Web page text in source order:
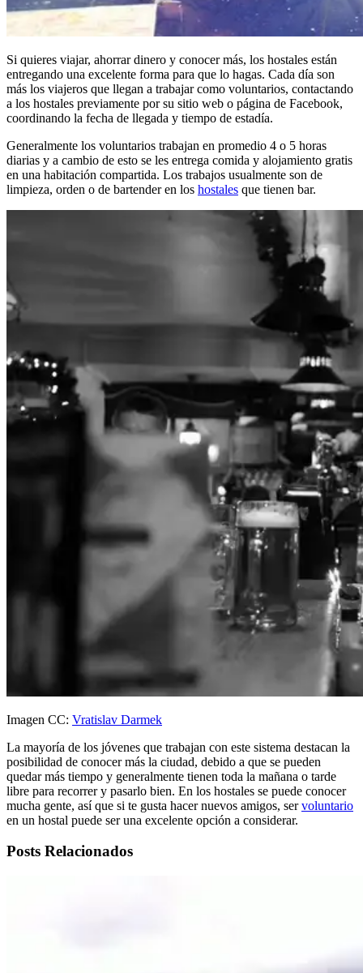
Si quieres viajar, ahorrar dinero y conocer más, los hostales están
entregando una excelente forma para que lo hagas. Cada día son
más los viajeros que llegan a trabajar como voluntarios, contactando
a los hostales previamente por su sitio web o página de Facebook,
coordinando la fecha de llegada y tiempo de estadía.
Generalmente los voluntarios trabajan en promedio 4 o 5 horas
diarias y a cambio de esto se les entrega comida y alojamiento gratis
en una habitación compartida. Los trabajos usualmente son de
limpieza, orden o de bartender en los hostales que tienen bar.
Imagen CC: Vratislav Darmek
La mayoría de los jóvenes que trabajan con este sistema destacan la
posibilidad de conocer más la ciudad, debido a que se pueden
quedar más tiempo y generalmente tienen toda la mañana o tarde
libre para recorrer y pasarlo bien. En los hostales se puede conocer
mucha gente, así que si te gusta hacer nuevos amigos, servoluntario
en un hostal puede ser una excelente opción a considerar.
Posts Relacionados